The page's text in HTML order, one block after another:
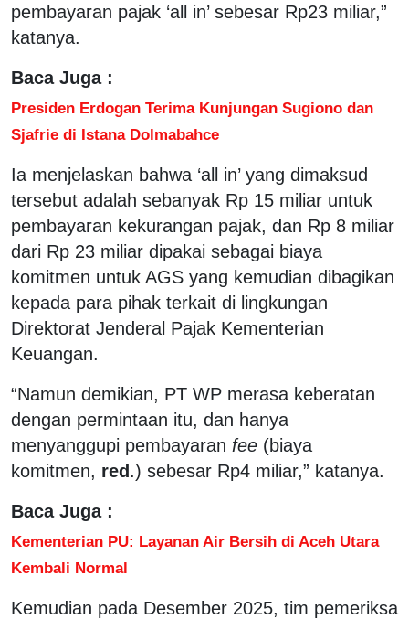
pembayaran pajak ‘all in’ sebesar Rp23 miliar,”
katanya.
Baca Juga :
Presiden Erdogan Terima Kunjungan Sugiono dan
Sjafrie di Istana Dolmabahce
Ia menjelaskan bahwa ‘all in’ yang dimaksud
tersebut adalah sebanyak Rp 15 miliar untuk
pembayaran kekurangan pajak, dan Rp 8 miliar
dari Rp 23 miliar dipakai sebagai biaya
komitmen untuk AGS yang kemudian dibagikan
kepada para pihak terkait di lingkungan
Direktorat Jenderal Pajak Kementerian
Keuangan.
“Namun demikian, PT WP merasa keberatan
dengan permintaan itu, dan hanya
menyanggupi pembayaran fee (biaya
komitmen, red .) sebesar Rp4 miliar,” katanya.
Baca Juga :
Kementerian PU: Layanan Air Bersih di Aceh Utara
Kembali Normal
Kemudian pada Desember 2025, tim pemeriksa